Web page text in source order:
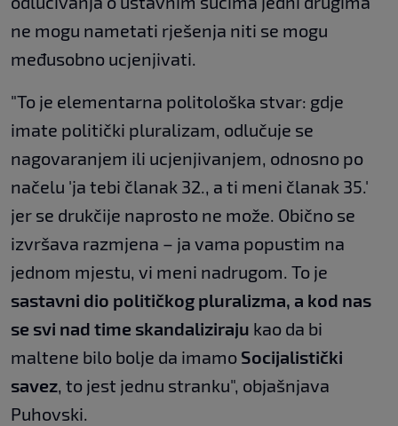
ne mogu nametati rješenja niti se mogu
međusobno ucjenjivati.
"To je elementarna politološka stvar: gdje
imate politički pluralizam, odlučuje se
nagovaranjem ili ucjenjivanjem, odnosno po
načelu 'ja tebi članak 32., a ti meni članak 35.'
jer se drukčije naprosto ne može. Obično se
izvršava razmjena – ja vama popustim na
jednom mjestu, vi meni nadrugom. To je
sastavni dio političkog pluralizma, a kod nas
se svi nad time skandaliziraju kao da bi
maltene bilo bolje da imamo Socijalistički
savez, to jest jednu stranku", objašnjava
Puhovski.